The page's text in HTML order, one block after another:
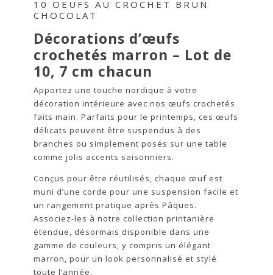
10 OEUFS AU CROCHET BRUN
CHOCOLAT
Décorations d’œufs
crochetés marron – Lot de
10, 7 cm chacun
Apportez une touche nordique à votre
décoration intérieure avec nos œufs crochetés
faits main. Parfaits pour le printemps, ces œufs
délicats peuvent être suspendus à des
branches ou simplement posés sur une table
comme jolis accents saisonniers.
Conçus pour être réutilisés, chaque œuf est
muni d’une corde pour une suspension facile et
un rangement pratique après Pâques.
Associez-les à notre collection printanière
étendue, désormais disponible dans une
gamme de couleurs, y compris un élégant
marron, pour un look personnalisé et stylé
toute l’année.